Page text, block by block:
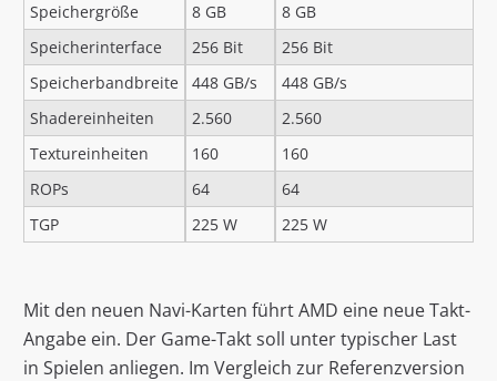
Speichergröße
8 GB
8 GB
Speicherinterface
256 Bit
256 Bit
Speicherbandbreite
448 GB/s
448 GB/s
Shadereinheiten
2.560
2.560
Textureinheiten
160
160
ROPs
64
64
TGP
225 W 225 W
Mit den neuen Navi-Karten führt AMD eine neue Takt-
Angabe ein. Der Game-Takt soll unter typischer Last
in Spielen anliegen. Im Vergleich zur Referenzversion